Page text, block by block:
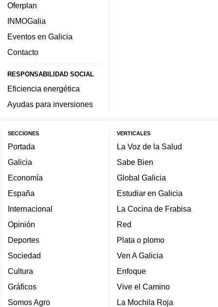
Oferplan
INMOGalia
Eventos en Galicia
Contacto
RESPONSABILIDAD SOCIAL
Eficiencia energética
Ayudas para inversiones
SECCIONES
Portada
Galicia
Economía
España
Internacional
Opinión
Deportes
Sociedad
Cultura
Gráficos
Somos Agro
VERTICALES
La Voz de la Salud
Sabe Bien
Global Galicia
Estudiar en Galicia
La Cocina de Frabisa
Red
Plata o plomo
Ven A Galicia
Enfoque
Vive el Camino
La Mochila Roja